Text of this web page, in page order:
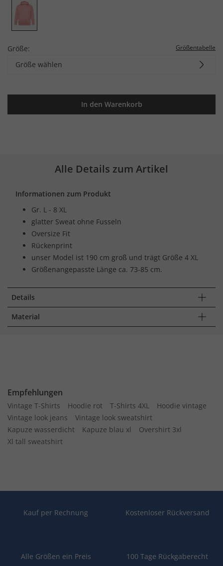
Größe: Größentabelle
Größe wählen
In den Warenkorb
Alle Details zum Artikel
Informationen zum Produkt
Gr. L - 8 XL
glatter Sweat ohne Fusseln
Oversize Fit
Rückenprint
unser Model ist 190 cm groß und trägt Größe 4 XL
Größenangepasste Länge ca. 73-85 cm.
Details
Material
Empfehlungen
Vintage T-Shirts Hoodie rot T-Shirts 4XL
Hoodie vintage
Vintage look jeans
Vintage look sweatshirt
Kapuze wasserdicht
Kapuze blau xl
Overshirt 3xl
Xl tall sweatshirt
Kauf per Rechnung Kostenloser Rückversand
Alle Größen ein Preis 100 Tage Rückgaberecht